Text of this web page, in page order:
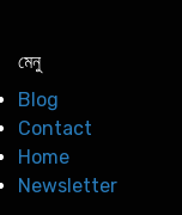
মেনু
Blog
Contact
Home
Newsletter